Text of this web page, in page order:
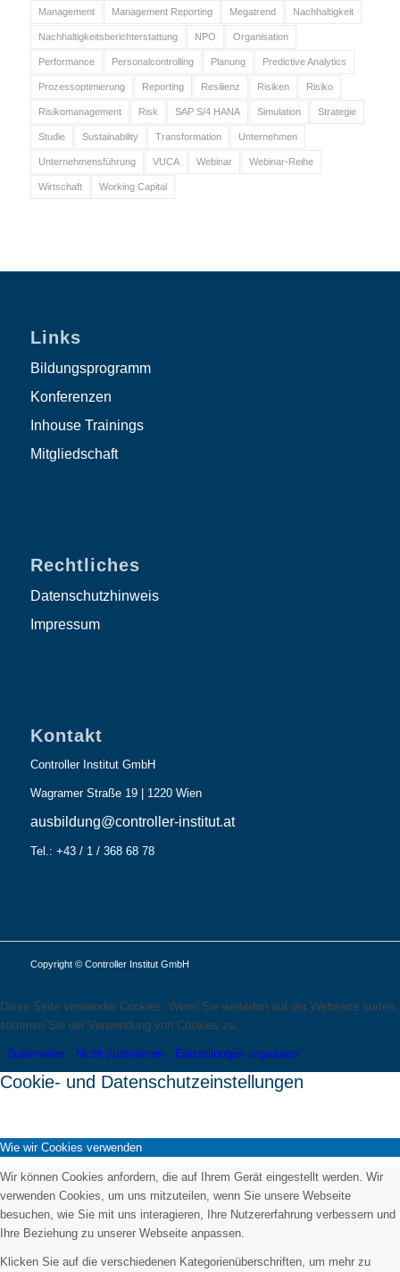
Management Management Reporting Megatrend Nachhaltigkeit
Nachhaltigkeitsberichterstattung NPO Organisation
Performance Personalcontrolling Planung Predictive Analytics
Prozessoptimierung Reporting Resilienz Risiken Risiko
Risikomanagement Risk SAP S/4 HANA Simulation Strategie
Studie Sustainability Transformation Unternehmen
Unternehmensführung VUCA Webinar Webinar-Reihe
Wirtschaft Working Capital
Links
Bildungsprogramm
Konferenzen
Inhouse Trainings
Mitgliedschaft
Rechtliches
Datenschutzhinweis
Impressum
Kontakt
Controller Institut GmbH
Wagramer Straße 19 | 1220 Wien
ausbildung@controller-institut.at
Tel.: +43 / 1 / 368 68 78
Copyright © Controller Institut GmbH
Diese Seite verwendet Cookies. Wenn Sie weiterhin auf der Webseite surfen,
stimmen Sie der Verwendung von Cookies zu.
Zustimmen Nicht zustimmen Einstellungen anpassen
Cookie- und Datenschutzeinstellungen
Wie wir Cookies verwenden
Wir können Cookies anfordern, die auf Ihrem Gerät eingestellt werden. Wir
verwenden Cookies, um uns mitzuteilen, wenn Sie unsere Webseite
besuchen, wie Sie mit uns interagieren, Ihre Nutzererfahrung verbessern und
Ihre Beziehung zu unserer Webseite anpassen.
Klicken Sie auf die verschiedenen Kategorienüberschriften, um mehr zu